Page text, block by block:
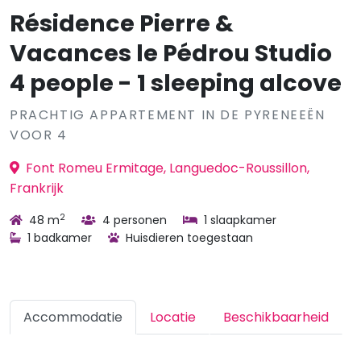
Résidence Pierre &
Vacances le Pédrou Studio
4 people - 1 sleeping alcove
PRACHTIG APPARTEMENT IN DE PYRENEEËN
VOOR 4
Font Romeu Ermitage, Languedoc-Roussillon,
Frankrijk
48 m2 4 personen
1 slaapkamer
1 badkamer
Huisdieren toegestaan
Accommodatie Locatie Beschikbaarheid